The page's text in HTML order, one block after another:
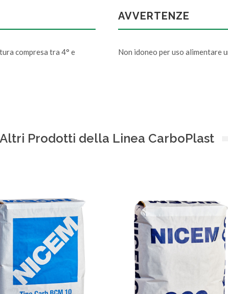
compresa tra 4° e
AVVERTENZE
Non idoneo per uso alimentare
Altri Prodotti della Linea CarboPlast